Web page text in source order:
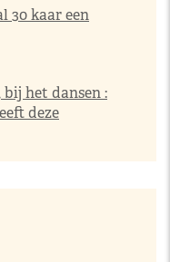
30 kaar een
bij het dansen :
deze